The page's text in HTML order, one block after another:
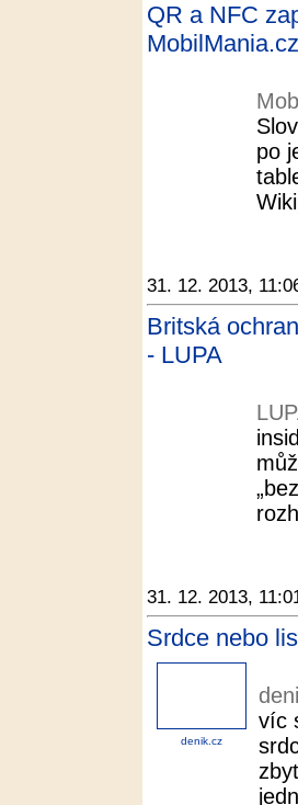
QR a NFC
MobilMania.cz
po
31. 12. 2013,
Britská
- LUPA
31. 12. 2013,
Srdce nebo
denik.cz
víc